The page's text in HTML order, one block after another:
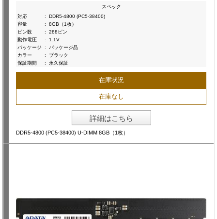
スペック
対応
:
DDR5-4800 (PC5-38400)
容量
:
8GB（1枚）
ピン数
:
288ピン
動作電圧
:
1.1V
パッケージ
:
パッケージ品
カラー
:
ブラック
保証期間
: 永久保証
在庫状況
在庫なし
詳細はこちら
DDR5-4800 (PC5-38400) U-DIMM 8GB（1枚）